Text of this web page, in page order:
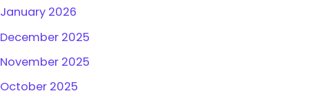
January 2026
December 2025
November 2025
October 2025